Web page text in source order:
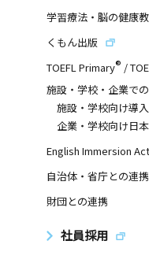
学習療法・脳の健康
くもん出版
TOEFL Primary® /
施設・学校・企業で
施設・学校向け導
企業・学校向け日
English Immersion
自治体・省庁との連携
財団との連携
社員採用